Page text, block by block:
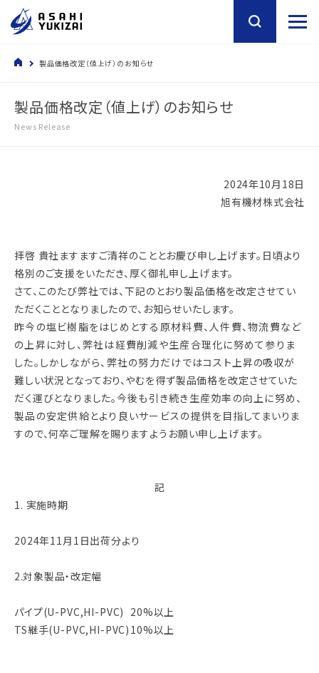
製品価格改定（値上げ）のお知らせ
製品価格改定（値上げ）のお知らせ
News Release
2024年10月18日
旭有機材株式会社
拝啓 貴社ますますご清祥のこととお慶び申し上げます。日頃より
格別のご支援をいただき、厚く御礼申し上げます。
さて、このたび弊社では、下記のとおり製品価格を改定させてい
ただくこととなりましたので、お知らせいたします。
昨今の塩ビ樹脂をはじめとする原材料費、人件費、物流費など
の上昇に対し、弊社は経費削減や生産合理化に努めて参りま
した。しかしながら、弊社の努力だけではコスト 上昇の吸収が
難しい状況となっており、やむを得ず製品価格を改定させていた
だく運びとなりました。 今後も引き続き生産効率の向上に努め、
製品の安定供給とより良いサービスの提供を目指してまいりま
すので、何卒ご理解を賜りますようお願い申し上げます。
記
1. 実施時期
2024年11月1日出荷分より
2.対象製品・改定幅
パイプ(U-PVC,HI-PVC) 20%以上
TS継手(U-PVC,HI-PVC) 10%以上